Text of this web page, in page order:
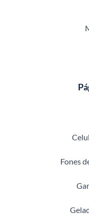
Fones